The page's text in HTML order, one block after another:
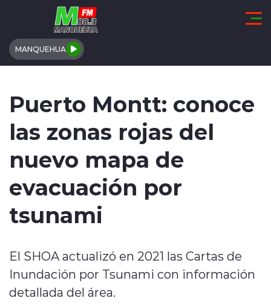
Click acá para ir directamente al contenido
MANQUEHUA
ACTUALIDAD
TENDENCIAS
INTERNACIONAL
ENTREVISTAS
Puerto Montt: conoce
las zonas rojas del
nuevo mapa de
evacuación por
tsunami
El SHOA actualizó en 2021 las Cartas de
Inundación por Tsunami con información
detallada del área.